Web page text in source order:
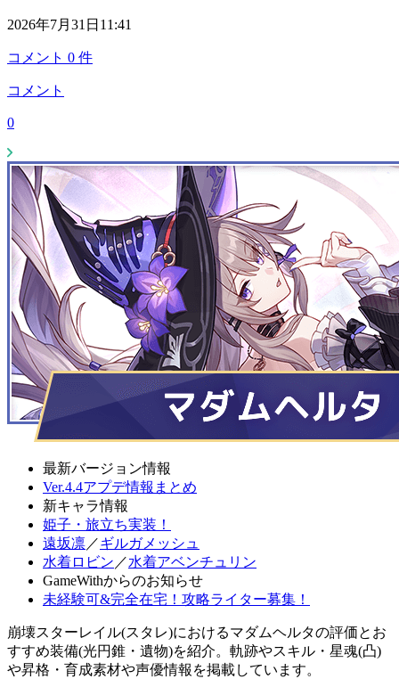
2026年7月31日11:41
コメント 0 件
コメント
0
最新バージョン情報
Ver.4.4アプデ情報まとめ
新キャラ情報
姫子・旅立ち実装！
遠坂凛／ギルガメッシュ
水着ロビン ／水着アベンチュリン
GameWithからのお知らせ
未経験可&完全在宅！攻略ライター募集！
崩壊スターレイル(スタレ)におけるマダムヘルタの評価とお
すすめ装備(光円錐・遺物)を紹介。軌跡やスキル・星魂(凸)
や昇格・育成素材や声優情報を掲載しています。